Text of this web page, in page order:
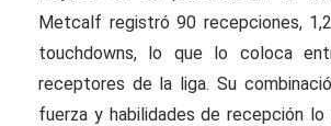
Metcalf registró 90 recepciones,
touchdowns, lo que lo coloca
receptores de la liga. Su
fuerza y habilidades de recepción